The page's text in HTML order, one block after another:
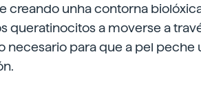
creando unha contorna
queratinocitos a moverse a
necesario para que a pel peche